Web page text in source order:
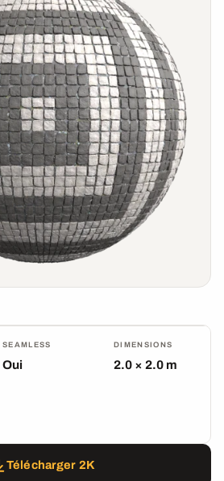
SEAMLESS
Oui
DIMENSIONS
2.0 × 2.0 m
Télécharger 2K